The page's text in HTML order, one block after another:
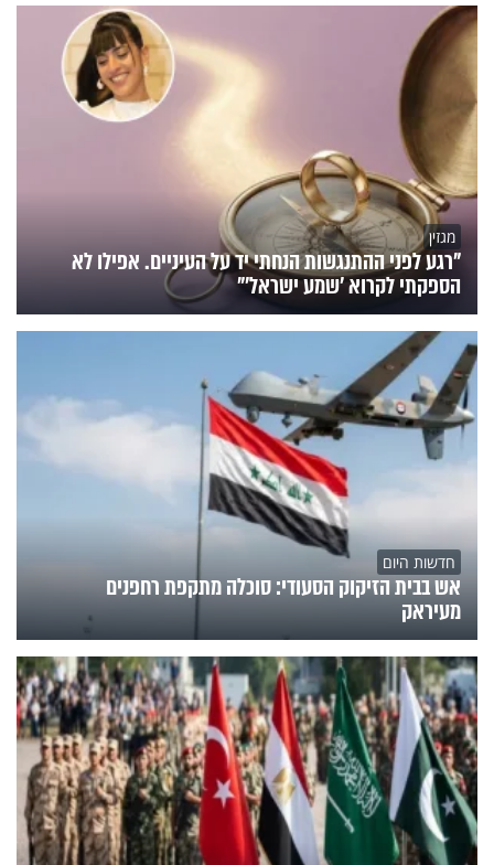
מגזין
"רגע לפני ההתנגשות הנחתי יד על העיניים. אפילו לא
הספקתי לקרוא 'שמע ישראל'"
חדשות היום
אש בבית הזיקוק הסעודי: סוכלה מתקפת רחפנים
מעיראק